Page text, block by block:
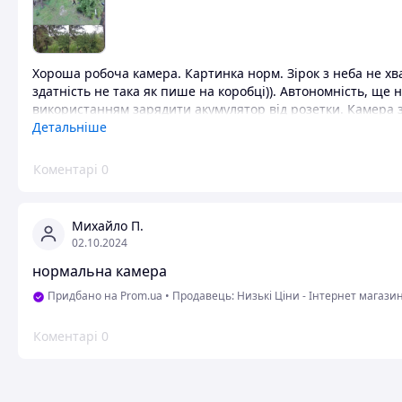
Хороша робоча камера. Картинка норм. Зірок з неба не
здатність не така як пише на коробці)). Автономність,
використанням зарядити акумулятор від розетки. Камера
варіант налаштувати легко. Вона сама так і проситься)). З
акумулятора 18650! При потребі їх можна замінити на
дорогі акуми. З часом все стане ясно. Програма для
Переваги
Уважний продавець.
Недоліки
Не виявив.
Детальніше
Коментарі 0
Михайло П.
02.10.2024
нормальна камера
Придбано на Prom.ua • Продавець: Низькі Ціни - Інтернет магазин
Коментарі 0